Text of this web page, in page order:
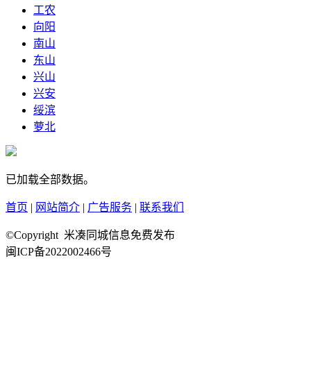
工农
向阳
南山
东山
兴山
兴安
绥滨
萝北
已加载全部数据。
首页 | 网站简介 | 广告服务 | 联系我们
©Copyright 米凑同城信息免费发布
闽ICP备2022002466号